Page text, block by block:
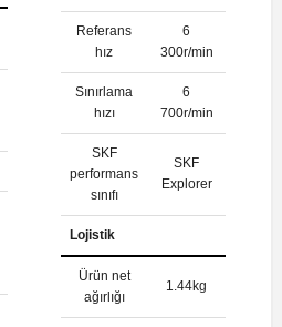
Referans
hız
6
300r/min
Sınırlama
hızı
6
700r/min
SKF
performans
sınıfı
SKF
Explorer
Lojistik
Ürün net
ağırlığı
1.44kg